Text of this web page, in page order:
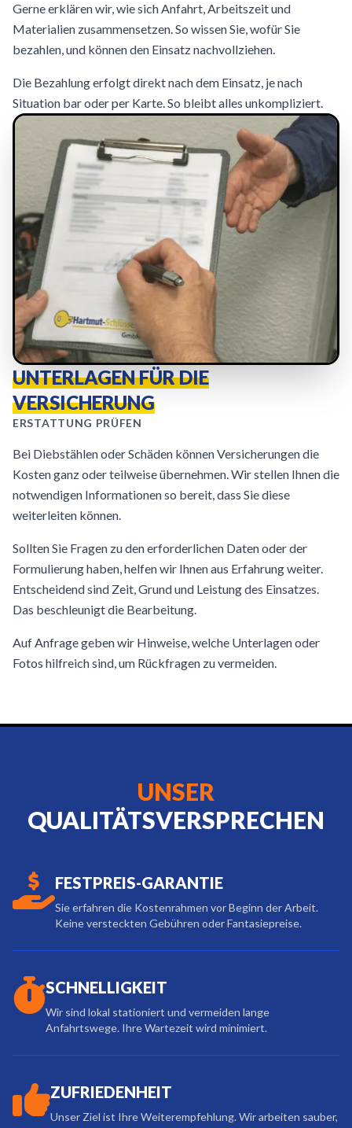
Gerne erklären wir, wie sich Anfahrt, Arbeitszeit und
Materialien zusammensetzen. So wissen Sie, wofür Sie
bezahlen, und können den Einsatz nachvollziehen.
Die Bezahlung erfolgt direkt nach dem Einsatz, je nach
Situation bar oder per Karte. So bleibt alles unkompliziert.
UNTERLAGEN FÜR DIE
VERSICHERUNG
ERSTATTUNG PRÜFEN
Bei Diebstählen oder Schäden können Versicherungen die
Kosten ganz oder teilweise übernehmen. Wir stellen Ihnen die
notwendigen Informationen so bereit, dass Sie diese
weiterleiten können.
Sollten Sie Fragen zu den erforderlichen Daten oder der
Formulierung haben, helfen wir Ihnen aus Erfahrung weiter.
Entscheidend sind Zeit, Grund und Leistung des Einsatzes.
Das beschleunigt die Bearbeitung.
Auf Anfrage geben wir Hinweise, welche Unterlagen oder
Fotos hilfreich sind, um Rückfragen zu vermeiden.
UNSER
QUALITÄTSVERSPRECHEN
FESTPREIS-GARANTIE
Sie erfahren die Kostenrahmen vor Beginn der Arbeit.
Keine versteckten Gebühren oder Fantasiepreise.
SCHNELLIGKEIT
Wir sind lokal stationiert und vermeiden lange
Anfahrtswege. Ihre Wartezeit wird minimiert.
ZUFRIEDENHEIT
Unser Ziel ist Ihre Weiterempfehlung. Wir arbeiten sauber,